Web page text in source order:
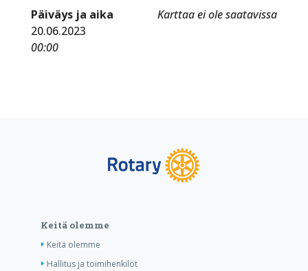
Karttaa ei ole saatavissa
Päiväys ja aika
20.06.2023
00:00
Keitä olemme
Keitä olemme
Hallitus ja toimihenkilöt